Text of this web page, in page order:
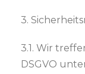
3.
3.1. Wir
DSGVO